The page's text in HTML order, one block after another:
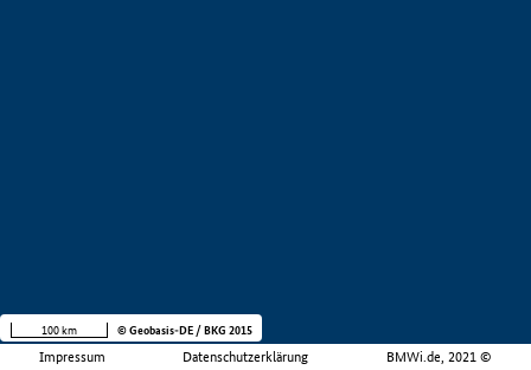
Impressum Datenschutzerklärung BMWi.de, 2021 ©
100 km © Geobasis-DE / BKG 2015